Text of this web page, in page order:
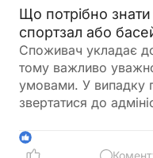
Що потрібно
спортзал або
Споживач укладає
тому важливо
умовами. У випадку
звертатися до
1